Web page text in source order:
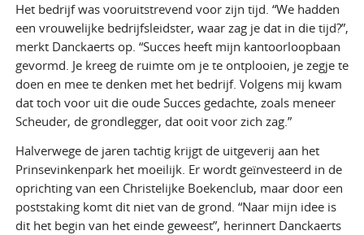
Het bedrijf was vooruitstrevend voor zijn tijd. “We hadden
een vrouwelijke bedrijfsleidster, waar zag je dat in die tijd?”,
merkt Danckaerts op. “Succes heeft mijn kantoorloopbaan
gevormd. Je kreeg de ruimte om je te ontplooien, je zegje te
doen en mee te denken met het bedrijf. Volgens mij kwam
dat toch voor uit die oude Succes gedachte, zoals meneer
Scheuder, de grondlegger, dat ooit voor zich zag.”
Halverwege de jaren tachtig krijgt de uitgeverij aan het
Prinsevinkenpark het moeilijk. Er wordt geïnvesteerd in de
oprichting van een Christelijke Boekenclub, maar door een
poststaking komt dit niet van de grond. “Naar mijn idee is
dit het begin van het einde geweest”, herinnert Danckaerts